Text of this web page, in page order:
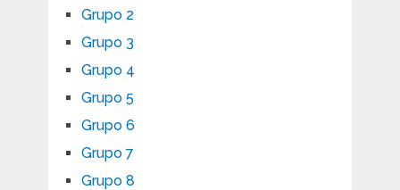
Grupo 2
Grupo 3
Grupo 4
Grupo 5
Grupo 6
Grupo 7
Grupo 8